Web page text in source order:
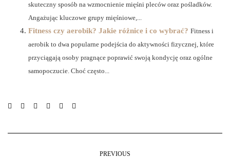
skuteczny sposób na wzmocnienie mięśni pleców oraz pośladków.
Angażując kluczowe grupy mięśniowe,...
Fitness czy aerobik? Jakie różnice i co wybrać? Fitness i
aerobik to dwa popularne podejścia do aktywności fizycznej, które
przyciągają osoby pragnące poprawić swoją kondycję oraz ogólne
samopoczucie. Choć często...
PREVIOUS